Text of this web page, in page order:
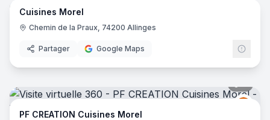
Cuisines Morel
Chemin de la Praux, 74200 Allinges
Partager Google Maps
PF CREATION Cuisines Morel